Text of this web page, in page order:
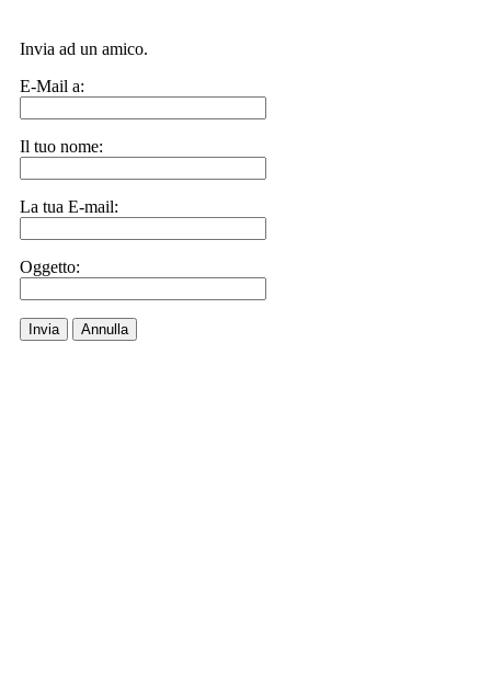
Invia ad un amico.
E-Mail a:
Il tuo nome:
La tua E-mail:
Oggetto:
Invia Annulla